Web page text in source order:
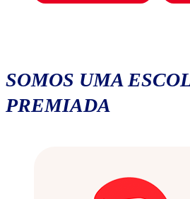
SOMOS UMA
PREMIADA